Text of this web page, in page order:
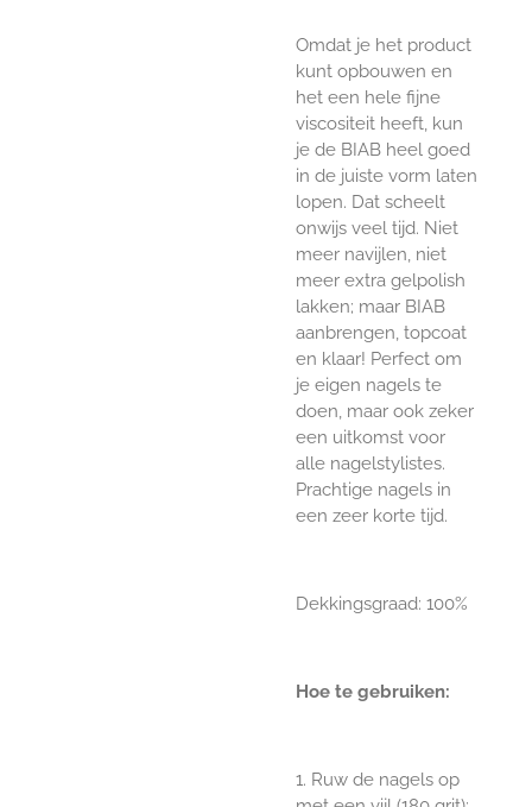
Omdat je het product
kunt opbouwen en
het een hele fijne
viscositeit heeft, kun
je de BIAB heel goed
in de juiste vorm laten
lopen. Dat scheelt
onwijs veel tijd. Niet
meer navijlen, niet
meer extra gelpolish
lakken; maar BIAB
aanbrengen, topcoat
en klaar! Perfect om
je eigen nagels te
doen, maar ook zeker
een uitkomst voor
alle nagelstylistes.
Prachtige nagels in
een zeer korte tijd.
Dekkingsgraad: 100%
Hoe te gebruiken:
1. Ruw de nagels op